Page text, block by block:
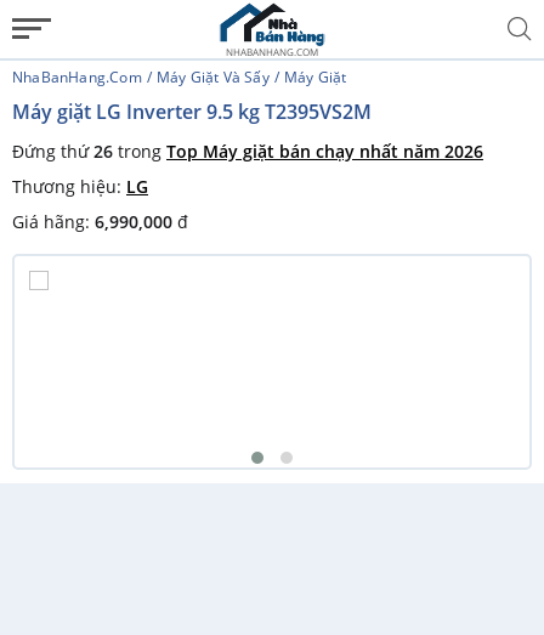
NHABANHANG.COM
NhaBanHang.com Máy Giặt Và Sấy Máy Giặt
Máy giặt LG Inverter 9.5 kg T2395VS2M
Đứng thứ26 trong Top Máy giặt bán chạy nhất năm 2026
Thương hiệu: LG
Giá hãng: 6,990,000 đ